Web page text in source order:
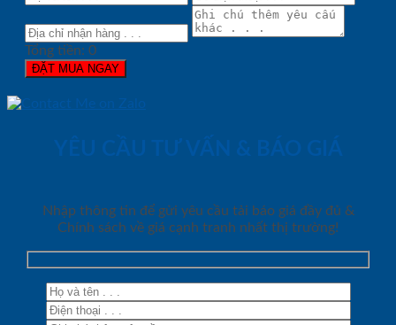
Tổng tiền: 0
ĐẶT MUA NGAY
YÊU CẦU TƯ VẤN & BÁO GIÁ
Nhập thông tin để gửi yêu cầu tải báo giá đầy đủ &
Chính sách về giá cạnh tranh nhất thị trường!